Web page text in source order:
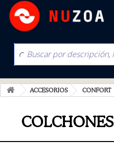
ACCESORIOS CONFORT
COLCHONES